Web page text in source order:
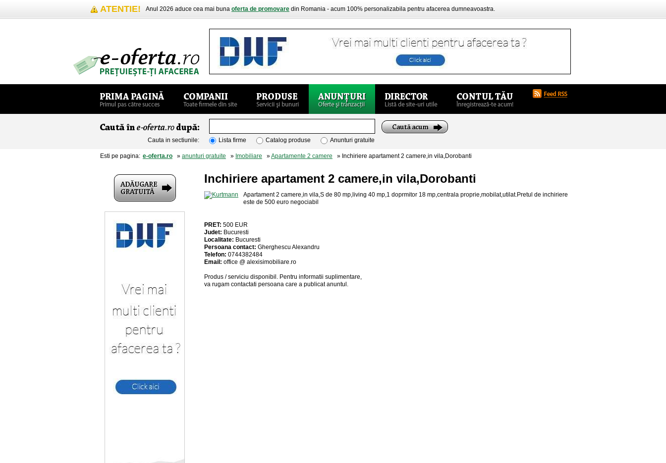
ATENTIE! Anul 2026 aduce cea mai buna oferta de promovare din Romania - acum 100% personalizabila pentru afacerea dumneavoastra.
Cauta in sectiunile: Lista firme Catalog produse Anunturi gratuite
Esti pe pagina: e-oferta.ro » anunturi gratuite » Imobiliare »Apartamente 2 camere » Inchiriere apartament 2 camere,in vila,Dorobanti
Inchiriere apartament 2 camere,in vila,Dorobanti
Apartament 2 camere,in vila,S de 80 mp,living 40 mp,1 doprmitor 18 mp,centrala proprie,mobilat,utilat.Pretul de inchiriere
este de 500 euro negociabil
PRET: 500 EUR
Judet: Bucuresti
Localitate: Bucuresti
Persoana contact: Gherghescu Alexandru
Telefon: 0744382484
Email: office @ alexisimobiliare.ro
Produs / serviciu disponibil . Pentru informatii suplimentare,
va rugam contactati persoana care a publicat anuntul.